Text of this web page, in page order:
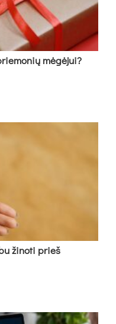
mėgėjui?
žinoti prieš